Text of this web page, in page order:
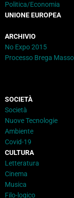
Politica/Economia
UNIONE EUROPEA
ARCHIVIO
No Expo 2015
Processo Brega
SOCIETÀ
Società
Nuove Tecnologie
Ambiente
Covid-19
CULTURA
Letteratura
Cinema
Musica
Filo-logico